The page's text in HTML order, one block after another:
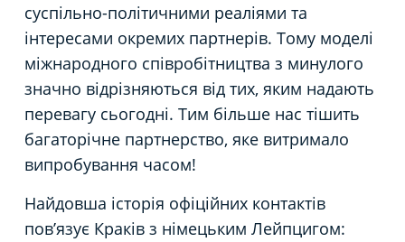
суспільно-політичними реаліями та
інтересами окремих партнерів. Тому моделі
міжнародного співробітництва з минулого
значно відрізняються від тих, яким надають
перевагу сьогодні. Тим більше нас тішить
багаторічне партнерство, яке витримало
випробування часом!
Найдовша історія офіційних контактів
пов’язує Краків з німецьким Лейпцигом: